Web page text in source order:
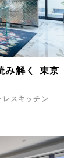
み解く 東京
レスキッチン